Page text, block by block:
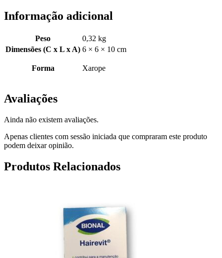
Informação adicional
Peso
0,32 kg
Dimensões (C x L x A) 6 × 6 × 10 cm
Forma Xarope
Avaliações
Ainda não existem avaliações.
Apenas clientes com sessão iniciada que compraram este produto
podem deixar opinião.
Produtos Relacionados